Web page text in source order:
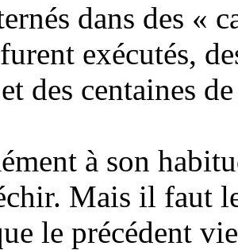
dans des «
exécutés,
des centaines
à son
Mais il faut
le précédent